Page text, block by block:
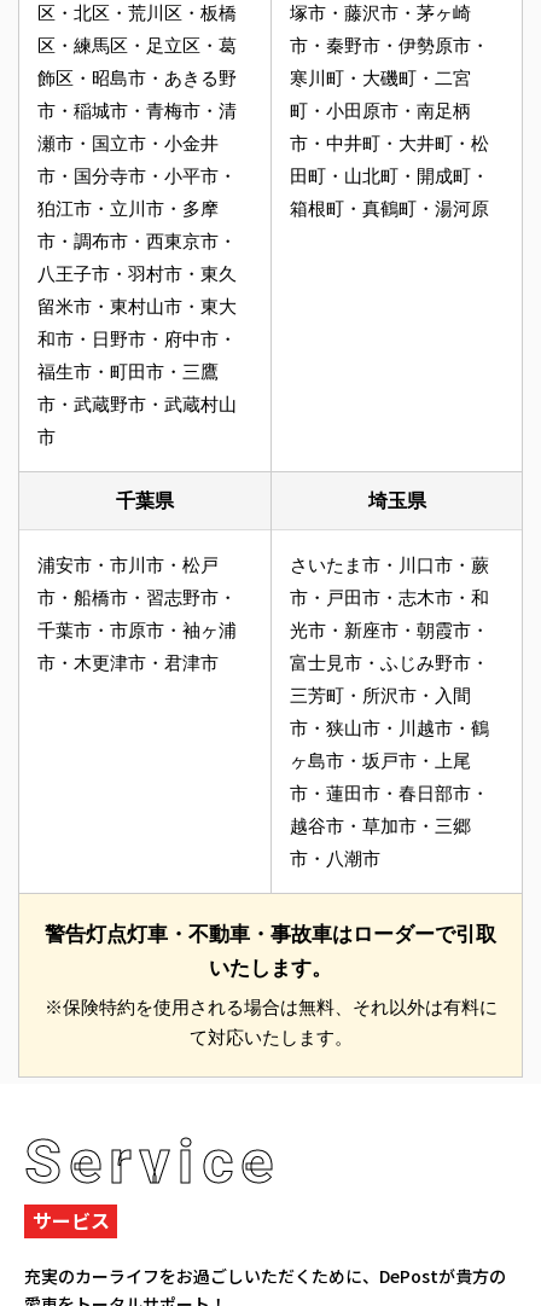
区・北区・荒川区・板橋
区・練馬区・足立区・葛
飾区・昭島市・あきる野
市・稲城市・青梅市・清
瀬市・国立市・小金井
市・国分寺市・小平市・
狛江市・立川市・多摩
市・調布市・西東京市・
八王子市・羽村市・東久
留米市・東村山市・東大
和市・日野市・府中市・
福生市・町田市・三鷹
市・武蔵野市・武蔵村山
市
塚市・藤沢市・茅ヶ崎
市・秦野市・伊勢原市・
寒川町・大磯町・二宮
町・小田原市・南足柄
市・中井町・大井町・松
田町・山北町・開成町・
箱根町・真鶴町・湯河原
千葉県
浦安市・市川市・松戸
市・船橋市・習志野市・
千葉市・市原市・袖ヶ浦
市・木更津市・君津市
埼玉県
さいたま市・川口市・蕨
市・戸田市・志木市・和
光市・新座市・朝霞市・
富士見市・ふじみ野市・
三芳町・所沢市・入間
市・狭山市・川越市・鶴
ヶ島市・坂戸市・上尾
市・蓮田市・春日部市・
越谷市・草加市・三郷
市・八潮市
警告灯点灯車・不動車・事故車はローダーで引取
いたします。
※保険特約を使用される場合は無料、それ以外は有料に
て対応いたします。
Service
サービス
充実のカーライフをお過ごしいただくために、 DePostが貴方の